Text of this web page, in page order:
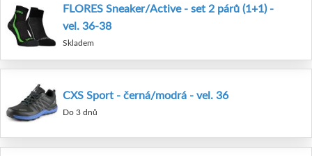
FLORES Sneaker/Active - set 2 párů (1+1) -
vel. 36-38
Skladem
CXS Sport - černá/modrá - vel. 36
Do 3 dnů